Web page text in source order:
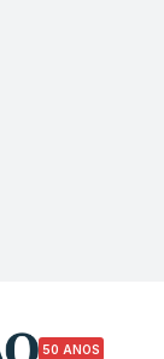
50 ANOS